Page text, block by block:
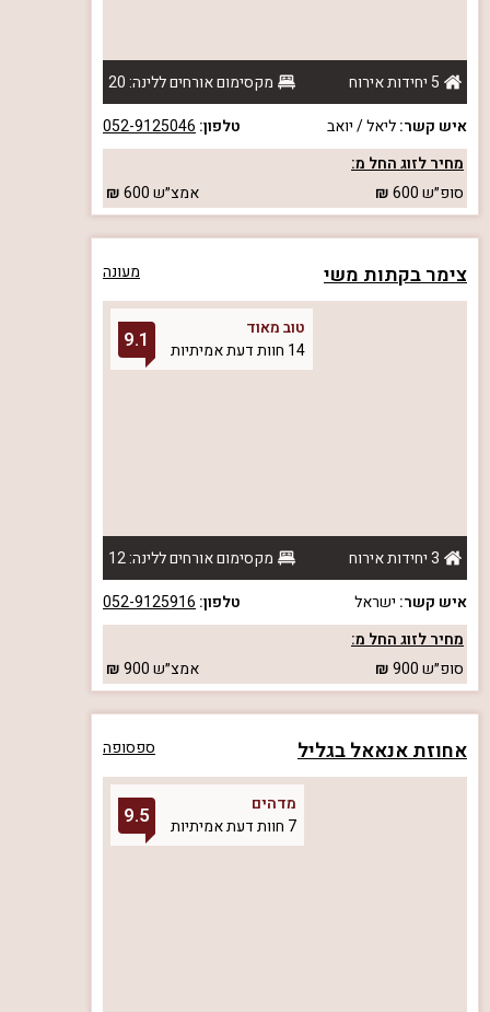
5 יחידות אירוח
מקסימום אורחים ללינה: 20
איש קשר:ליאל / יואב טלפון: 052-9125046
מחיר לזוג החל מ:
סופ״ש600 אמצ״ש600
צימר בקתות משי מעונה
טוב מאוד
14 חוות דעת אמיתיות
9.1
3 יחידות אירוח
מקסימום אורחים ללינה: 12
איש קשר: ישראל טלפון: 052-9125916
מחיר לזוג החל מ:
סופ״ש900 אמצ״ש900
אחוזת אנאאל בגליל ספסופה
מדהים
7 חוות דעת אמיתיות
9.5